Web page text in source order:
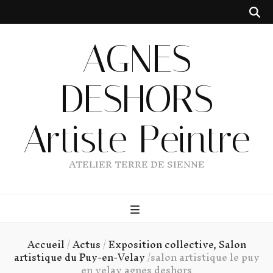
AGNES
DESHORS
Artiste Peintre
ATELIER TERRE DE SIENNE
Accueil/Actus/Exposition collective, Salon
artistique du Puy-en-Velay/salon artistique le puy